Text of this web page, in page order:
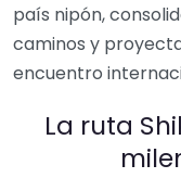
país nipón,
caminos y
encuentro
La ruta